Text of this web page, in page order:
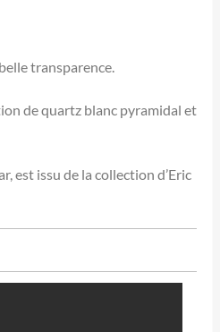
transparence.
de quartz blanc pyramidal et
est issu de la collection d’Eric